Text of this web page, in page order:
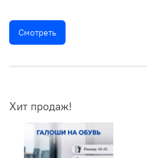
Смотреть
Хит продаж!